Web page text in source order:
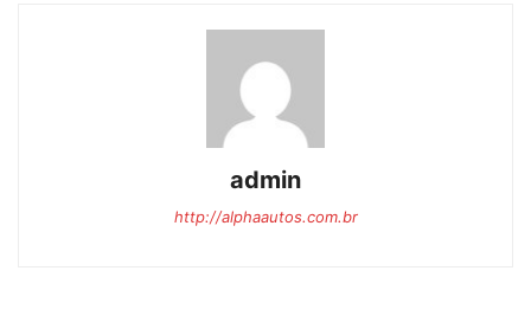
admin
http://alphaautos.com.br